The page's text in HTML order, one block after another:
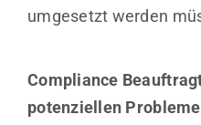
umgesetzt werden
Compliance
potenziellen